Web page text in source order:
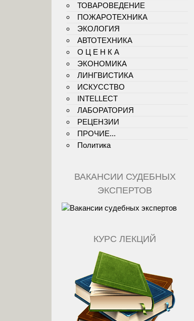
ТОВАРОВЕДЕНИЕ
ПОЖАРОТЕХНИКА
ЭКОЛОГИЯ
АВТОТЕХНИКА
О Ц Е Н К А
ЭКОНОМИКА
ЛИНГВИСТИКА
ИСКУССТВО
INTELLECT
ЛАБОРАТОРИЯ
РЕЦЕНЗИИ
ПРОЧИЕ...
Политика
ВАКАНСИИ СУДЕБНЫХ
ЭКСПЕРТОВ
КУРС ЛЕКЦИЙ